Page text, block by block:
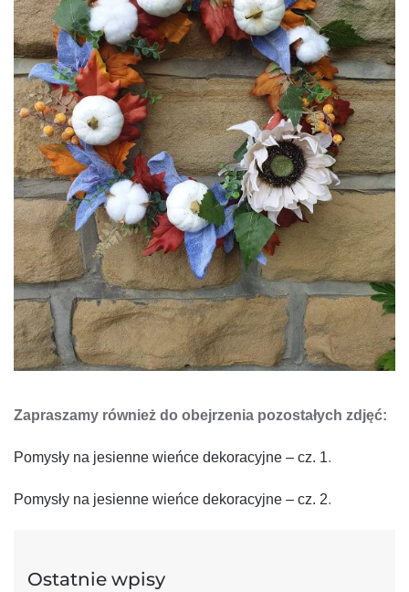
Zapraszamy również do obejrzenia pozostałych zdjęć:
Pomysły na jesienne wieńce dekoracyjne – cz. 1.
Pomysły na jesienne wieńce dekoracyjne – cz. 2.
Ostatnie wpisy